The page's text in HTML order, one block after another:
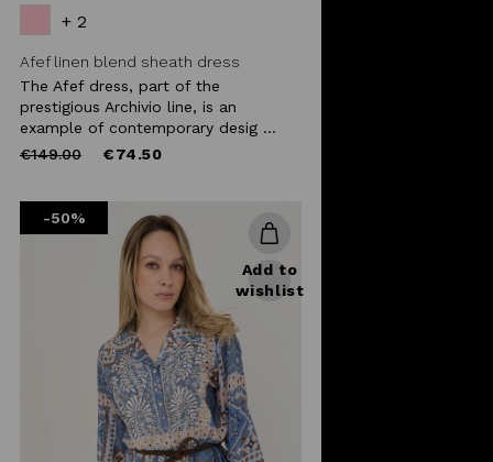
+ 2
Afef linen blend sheath dress
The Afef dress, part of the
prestigious Archivio line, is an
example of contemporary desig ...
Price
€149.00to €74.50
-50%
Add to
wishlist